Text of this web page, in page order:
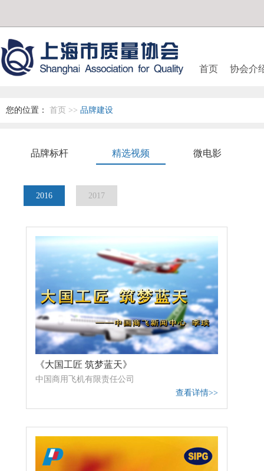
首页 协会介
您的位置： 首页 >> 品牌建设
品牌标杆 精选视频 微电影
2016 2017
《大国工匠 筑梦蓝天》
中国商用飞机有限责任公司
查看详情>>